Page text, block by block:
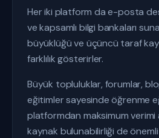
Her iki platform da e-posta
ve kapsamlı bilgi bankaları
büyüklüğü ve üçüncü taraf
farklılık gösterirler.
Büyük topluluklar, forumlar,
eğitimler sayesinde öğrenme
platformdan maksimum verimi
kaynak bulunabilirliği de